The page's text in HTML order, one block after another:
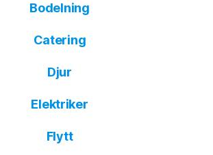
Bodelning
Catering
Djur
Elektriker
Flytt